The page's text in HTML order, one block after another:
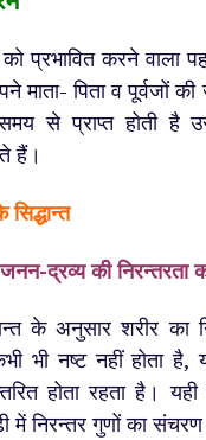
प्रभावित करने वाला
पिता व पूर्वजों की
से प्राप्त होती है
हैं।
द्रव्य की निरन्तरता
अनुसार शरीर का
भी नष्ट नहीं होता है,
होता रहता है।
में निरन्तर गुणों का संचरण